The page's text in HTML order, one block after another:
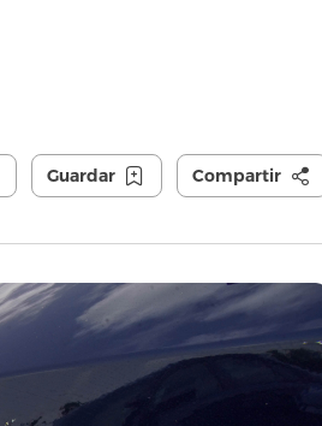
Guardar Compartir